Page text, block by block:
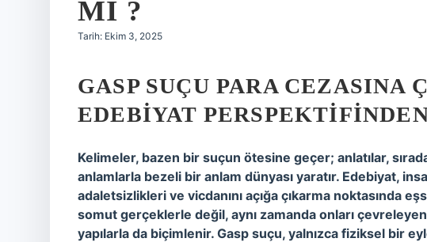
MI ?
Tarih: Ekim 3, 2025
GASP SUÇU PARA
EDEBIYAT
Kelimeler, bazen bir suçun ötesine geçer; anlatılar,
anlamlarla bezeli bir anlam dünyası yaratır. Edebiyat,
adaletsizlikleri ve vicdanını açığa çıkarma noktasında
somut gerçeklerle değil, aynı zamanda onları
yapılarla da biçimlenir. Gasp suçu, yalnızca fiziksel bir